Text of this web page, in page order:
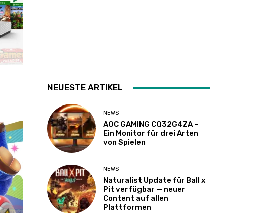
NEUESTE ARTIKEL
NEWS
AOC GAMING CQ32G4ZA –
Ein Monitor für drei Arten
von Spielen
NEWS
Naturalist Update für Ball x
Pit verfügbar — neuer
Content auf allen
Plattformen